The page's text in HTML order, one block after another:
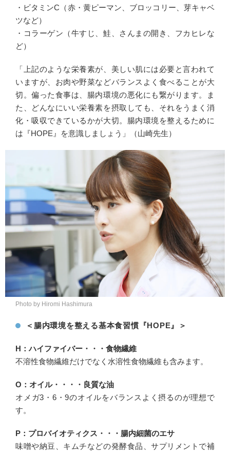
・ビタミンC（赤・黄ピーマン、ブロッコリー、芽キャベ
ツなど）
・コラーゲン（牛すじ、鮭、さんまの開き、フカヒレな
ど）
「上記のような栄養素が、美しい肌には必要と言われて
いますが、お肉や野菜などバランスよく食べることが大
切。偏った食事は、腸内環境の悪化にも繋がります。ま
た、どんなにいい栄養素を摂取しても、それをうまく消
化・吸収できているかが大切。腸内環境を整えるために
は『HOPE』を意識しましょう」（山崎先生）
Photo by Hiromi Hashimura
＜腸内環境を整える基本食習慣『HOPE』＞
H：ハイファイバー・・・食物繊維
不溶性食物繊維だけでなく水溶性食物繊維も含みます。
O：オイル・・・・良質な油
オメガ3・6・9のオイルをバランスよく摂るのが理想で
す。
P：プロバイオティクス・・・腸内細菌のエサ
味噌や納豆、キムチなどの発酵食品、サプリメントで補